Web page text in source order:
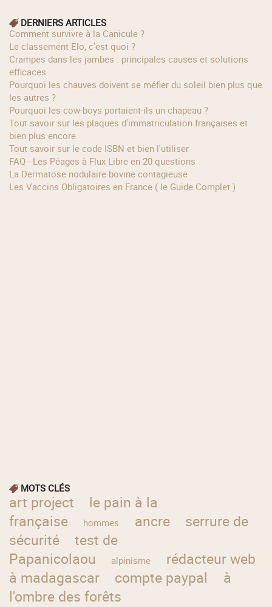
DERNIERS ARTICLES
Comment survivre à la Canicule ?
Le classement Elo, c’est quoi ?
Crampes dans les jambes : principales causes et solutions
efficaces
Pourquoi les chauves doivent se méfier du soleil bien plus que
les autres ?
Pourquoi les cow‑boys portaient‑ils un chapeau ?
Tout savoir sur les plaques d'immatriculation françaises et
bien plus encore
Tout savoir sur le code ISBN et bien l'utiliser
FAQ - Les Péages à Flux Libre en 20 questions
La Dermatose nodulaire bovine contagieuse
Les Vaccins Obligatoires en France ( le Guide Complet )
MOTS CLÉS
art project
le pain à la
française
hommes ancre
serrure de
sécurité
test de
Papanicolaou
alpinisme
rédacteur web
à madagascar
compte paypal
à
l'ombre des forêts